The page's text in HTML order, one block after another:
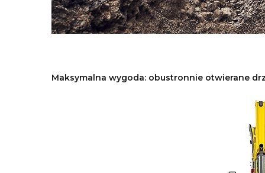
Maksymalna wygoda: obustronnie otwierane